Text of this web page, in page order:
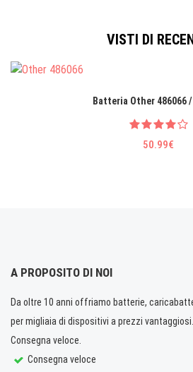
VISTI DI
Batteria Other 486066
50.99€
A PROPOSITO DI NOI
Da oltre 10 anni offriamo batterie,
per migliaia di dispositivi a prezzi
Consegna veloce.
Consegna veloce